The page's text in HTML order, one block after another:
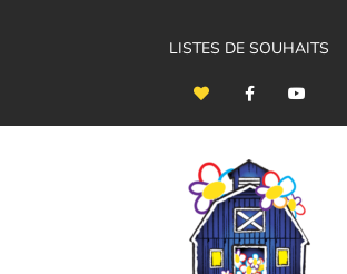
LISTES DE SOUHAITS
e
r
a
c
e
o
o
k
-
f
o
t